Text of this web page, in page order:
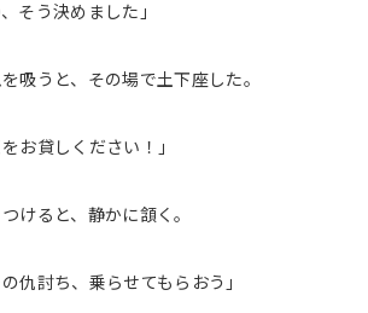
そう決めました」
吸うと、その場で土下座した。
お貸しください！」
けると、静かに頷く。
仇討ち、乗らせてもらおう」